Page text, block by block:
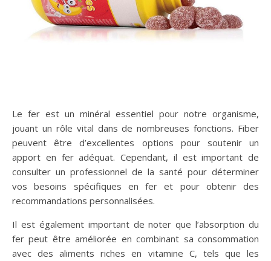
Le fer est un minéral essentiel pour notre organisme,
jouant un rôle vital dans de nombreuses fonctions. Fiber
peuvent être d’excellentes options pour soutenir un
apport en fer adéquat. Cependant, il est important de
consulter un professionnel de la santé pour déterminer
vos besoins spécifiques en fer et pour obtenir des
recommandations personnalisées.
Il est également important de noter que l’absorption du
fer peut être améliorée en combinant sa consommation
avec des aliments riches en vitamine C, tels que les